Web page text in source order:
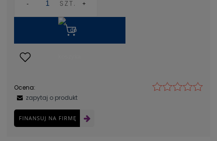
SZT.
Ocena:
zapytaj o produkt
FINANSUJ NA FIRMĘ